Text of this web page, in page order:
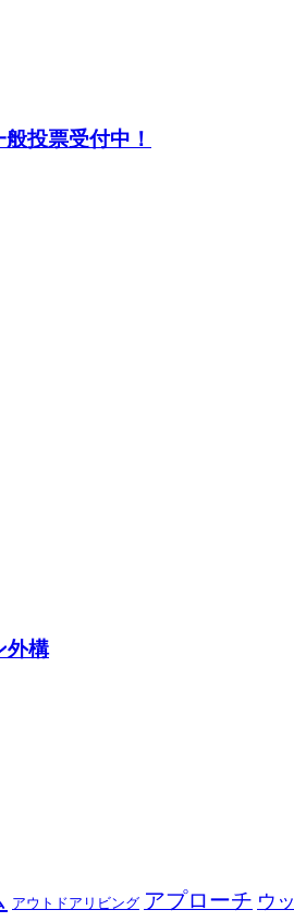
投票受付中！
外構
アウトドアリビング アプローチ ウ